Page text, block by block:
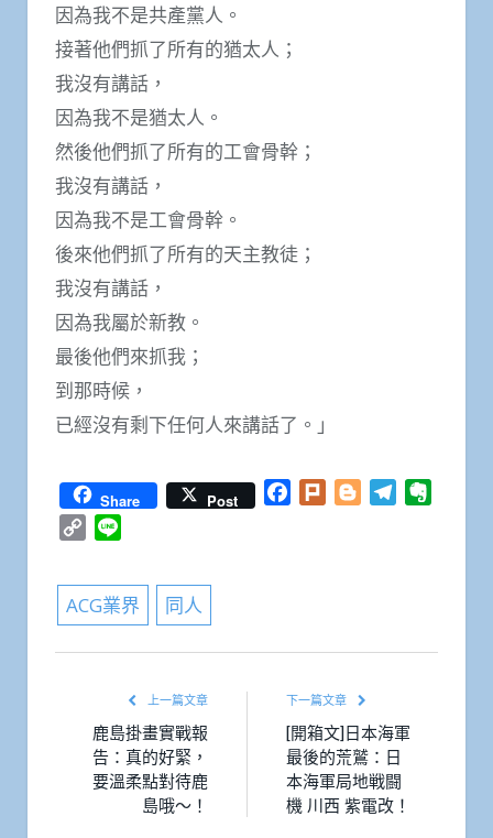
因為我不是共產黨人。
接著他們抓了所有的猶太人；
我沒有講話，
因為我不是猶太人。
然後他們抓了所有的工會骨幹；
我沒有講話，
因為我不是工會骨幹。
後來他們抓了所有的天主教徒；
我沒有講話，
因為我屬於新教。
最後他們來抓我；
到那時候，
已經沒有剩下任何人來講話了。」
Share Post Facebook
Plurk BloggerTelegram
Copy
ACG業界 同人
上一篇文章
鹿島掛畫實戰報
告：真的好緊，
要溫柔點對待鹿
島哦～！
下一篇文章
[開箱文]日本海軍
最後的荒鷲：日
本海軍局地戦闘
機 川西 紫電改！